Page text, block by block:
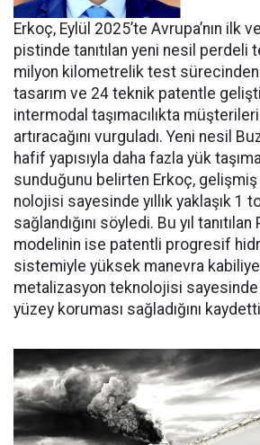
Erkoç, Eylül 2025’te Avru­pa’nın ilk
pistin­de tanıtılan yeni nesil perdeli
milyon kilomet­relik test
tasarım ve 24 teknik patentle
intermodal taşımacılıkta
artıracağını vurgula­dı. Yeni nesil
hafif yapısıyla daha fazla yük
sunduğunu belir­ten Erkoç,
nolojisi sayesinde yıllık yaklaşık 1
sağlandığı­nı söyledi. Bu yıl
modelinin ise patent­li progresif
sistemiyle yüksek manevra
metalizasyon teknolojisi sayesinde
yüzey koruması sağladığını